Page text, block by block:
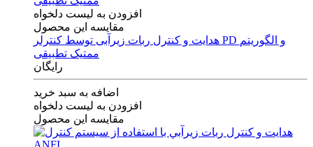
افزودن به لیست دلخواه
مقایسه این محصول
هدایت و کنترل ربات زیرآبی توسط کنترلر PD و الگوریتم
ممتیک تطبیقی
رایگان
اضافه به سبد خرید
افزودن به لیست دلخواه
مقایسه این محصول